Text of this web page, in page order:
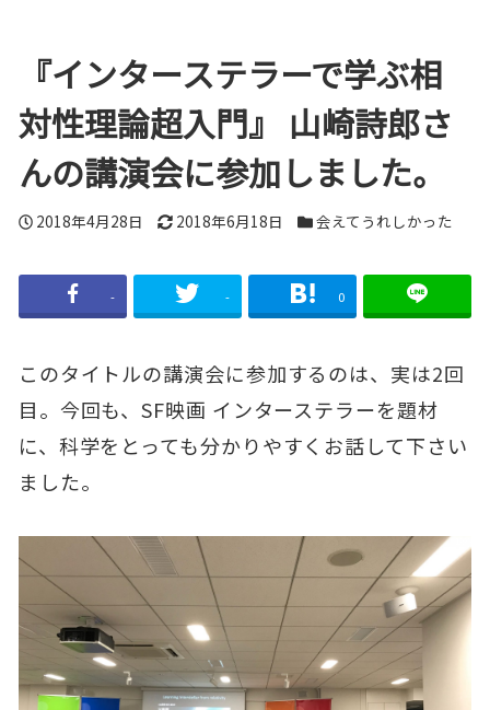
『インターステラーで学ぶ相
対性理論超入門』 山崎詩郎さ
んの講演会に参加しました。
投
2018年4月28日
更
日
2018年6月18日
カ
ゴ
リ
会えてうれしかった
- - 0
このタイトルの講演会に参加するのは、実は2回
目。今回も、SF映画 インターステラーを題材
に、科学をとっても分かりやすくお話して下さい
ました。